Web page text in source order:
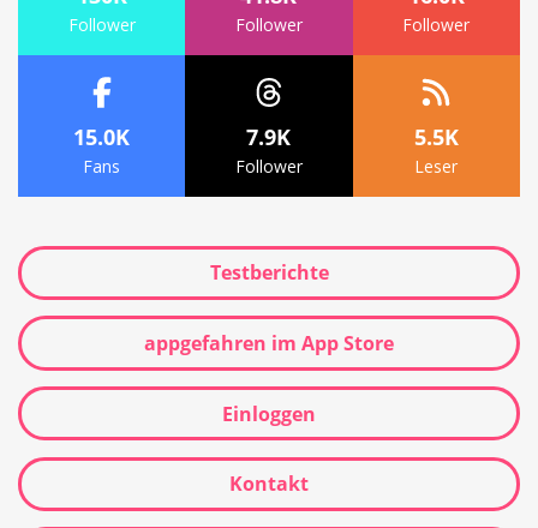
Follower Follower Follower
15.0K
Fans
7.9K
Follower
5.5K
Leser
Testberichte
appgefahren im App Store
Einloggen
Kontakt